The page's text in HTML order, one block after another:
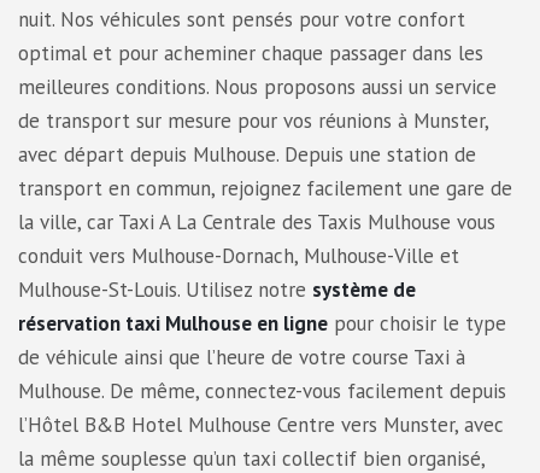
nuit. Nos véhicules sont pensés pour votre confort
optimal et pour acheminer chaque passager dans les
meilleures conditions. Nous proposons aussi un service
de transport sur mesure pour vos réunions à Munster,
avec départ depuis Mulhouse. Depuis une station de
transport en commun, rejoignez facilement une gare de
la ville, car Taxi A La Centrale des Taxis Mulhouse vous
conduit vers Mulhouse-Dornach, Mulhouse-Ville et
Mulhouse-St-Louis. Utilisez notre système de
réservation taxi Mulhouse en ligne pour choisir le type
de véhicule ainsi que l’heure de votre course Taxi à
Mulhouse. De même, connectez-vous facilement depuis
l’Hôtel B&B Hotel Mulhouse Centre vers Munster, avec
la même souplesse qu’un taxi collectif bien organisé,